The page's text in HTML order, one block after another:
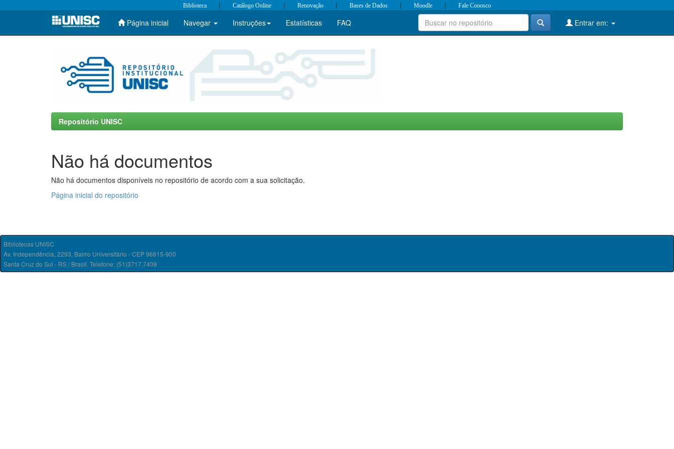
Skip
Biblioteca | Catálogo Online | Renovação | Bases de Dados | Moodle | Fale Conosco
Página inicial Navegar Instruções Estatísticas FAQ Entrar em:
Repositório UNISC
Não há documentos
Não há documentos disponíveis no repositório de acordo com a sua solicitação.
Página inicial do repositório
Bibliotecas UNISC
Av. Independência, 2293, Bairro Universitário - CEP 96815-900
Santa Cruz do Sul - RS / Brasil. Telefone: (51)3717.7409